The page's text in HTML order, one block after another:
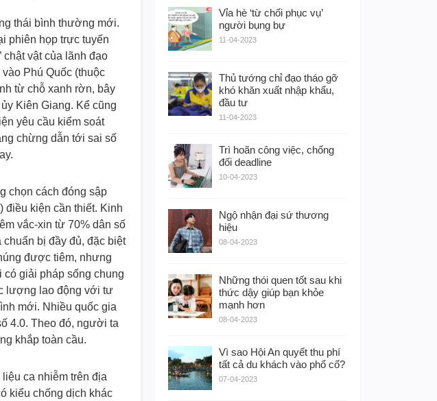
thái bình thường mới.
phiên họp trực tuyến
vật của lãnh đạo
Phú Quốc (thuộc
từ chỗ xanh rờn, bây
Kiên Giang. Kể cũng
yêu cầu kiểm soát
chừng dẫn tới sai số
chọn cách đóng sập
điều kiện cần thiết. Kinh
vắc-xin từ 70% dân số
bị đầy đủ, đặc biệt
được tiêm, nhưng
có giải pháp sống chung
lượng lao động với tư
mới. Nhiều quốc gia
4.0. Theo đó, người ta
khắp toàn cầu.
ca nhiễm trên địa
kiểu chống dịch khác
Vỉa hè ‘từ chối phục vụ’
người bụng bự
11-04-2023
Thủ tướng chỉ đạo tháo gỡ
khó khăn xuất nhập khẩu,
đầu tư
11-04-2023
Trì hoãn công việc, chống
đối deadline
10-04-2023
Ngộ nhận đại sứ thương
hiệu
08-04-2023
Những thói quen tốt sau khi
thức dậy giúp bạn khỏe
mạnh hơn
08-04-2023
Vì sao Hội An quyết thu phí
tất cả du khách vào phố cổ?
07-04-2023